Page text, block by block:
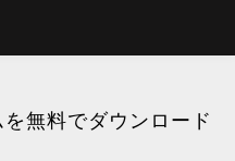
無料でダウンロード